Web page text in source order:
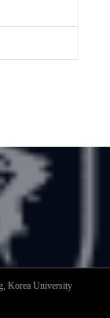
Korea University